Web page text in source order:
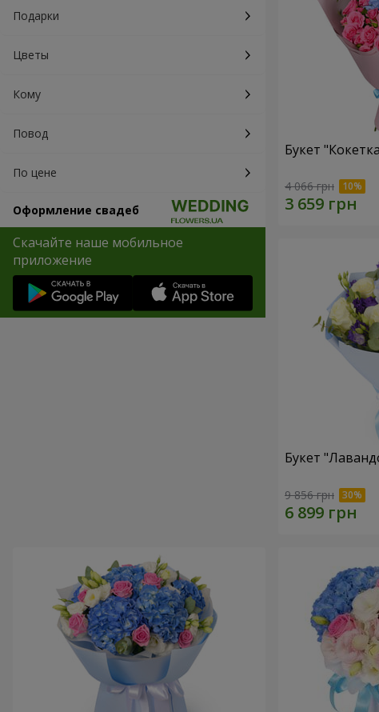
Подарки
Цветы
Кому
Повод
По цене
Оформление свадеб
Скачайте наше мобильное
приложение
Букет
4 066 грн
Букет
9 856 грн